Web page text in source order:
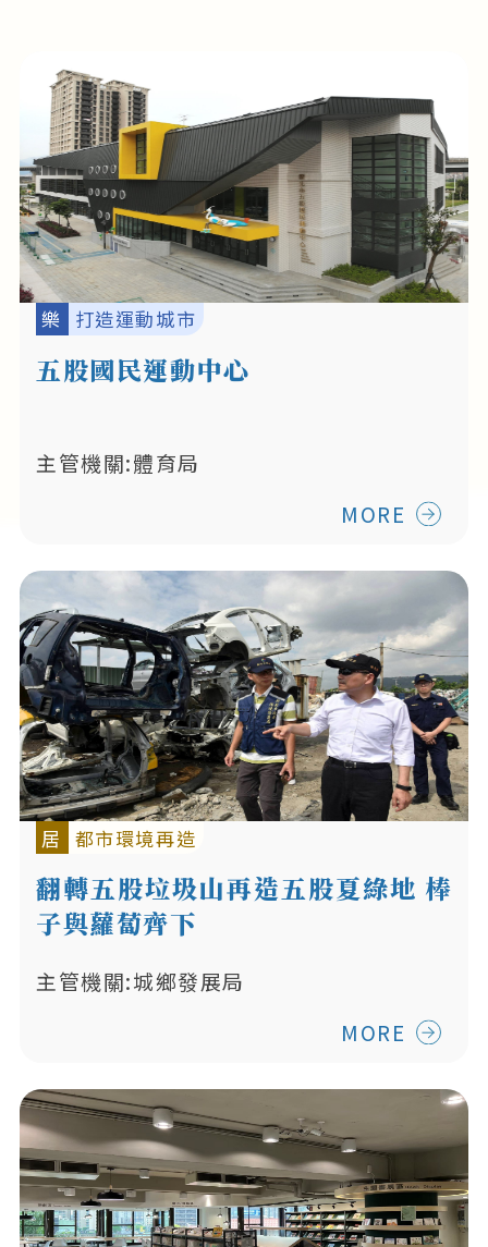
樂 打造運動城市
五股國民運動中心
主管機關:體育局
MORE
居 都市環境再造
翻轉五股垃圾山再造五股夏綠地 棒
子與蘿蔔齊下
主管機關:城鄉發展局
MORE